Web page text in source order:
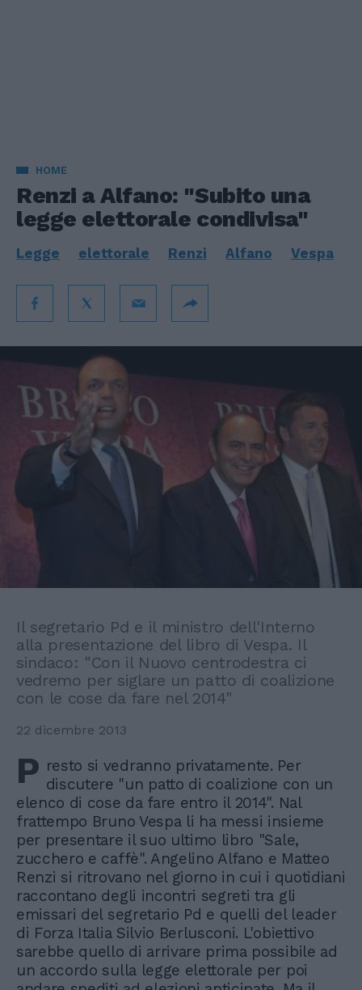
HOME
Renzi a Alfano: "Subito una
legge elettorale condivisa"
Legge elettorale Renzi Alfano Vespa
Il segretario Pd e il ministro dell'Interno
alla presentazione del libro di Vespa. Il
sindaco: "Con il Nuovo centrodestra ci
vedremo per siglare un patto di coalizione
con le cose da fare nel 2014"
22 dicembre 2013
P resto si vedranno privatamente. Per
discutere "un patto di coalizione con un
elenco di cose da fare entro il 2014". Nal
frattempo Bruno Vespa li ha messi insieme
per presentare il suo ultimo libro "Sale,
zucchero e caffè". Angelino Alfano e Matteo
Renzi si ritrovano nel giorno in cui i quotidiani
raccontano degli incontri segreti tra gli
emissari del segretario Pd e quelli del leader
di Forza Italia Silvio Berlusconi. L'obiettivo
sarebbe quello di arrivare prima possibile ad
un accordo sulla legge elettorale per poi